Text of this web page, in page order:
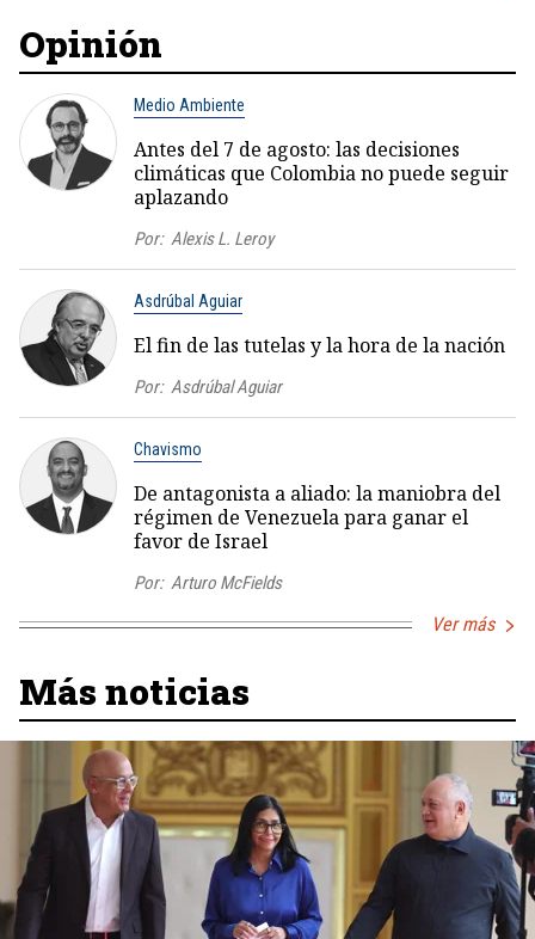
Opinión
Medio Ambiente
Antes del 7 de agosto: las decisiones
climáticas que Colombia no puede seguir
aplazando
Por: Alexis L. Leroy
Asdrúbal Aguiar
El fin de las tutelas y la hora de la nación
Por: Asdrúbal Aguiar
Chavismo
De antagonista a aliado: la maniobra del
régimen de Venezuela para ganar el
favor de Israel
Por: Arturo McFields
Ver más
Más noticias